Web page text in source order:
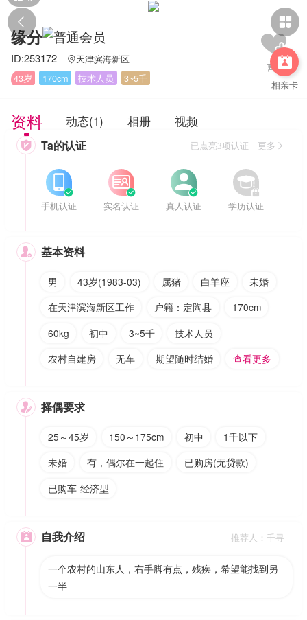
 

相亲卡
缘分
ID:253172 天津滨海新区
43岁
170cm 技术人员 3~5千
资料 动态(1) 相册 视频
 Ta的认证 已点亮3项认证 更多


手机认证


实名认证


真人认证


学历认证
 基本资料
男 43岁(1983-03) 属猪 白羊座
未婚
在天津滨海新区工作
户籍：定陶县
170cm
60kg
初中 3~5千
技术人员
农村自建房
无车 期望随时结婚 查看更多
 择偶要求
25～45岁 150～175cm 初中
1千以下
未婚
有，偶尔在一起住
已购房(无贷款)
已购车-经济型
 自我介绍 推荐人：千寻
一个农村的山东人，右手脚有点，残疾，希望能找到另
一半